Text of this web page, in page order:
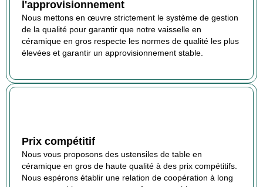
l'approvisionnement
Nous mettons en œuvre strictement le système de gestion
de la qualité pour garantir que notre vaisselle en
céramique en gros respecte les normes de qualité les plus
élevées et garantir un approvisionnement stable.
Prix compétitif
Nous vous proposons des ustensiles de table en
céramique en gros de haute qualité à des prix compétitifs.
Nous espérons établir une relation de coopération à long